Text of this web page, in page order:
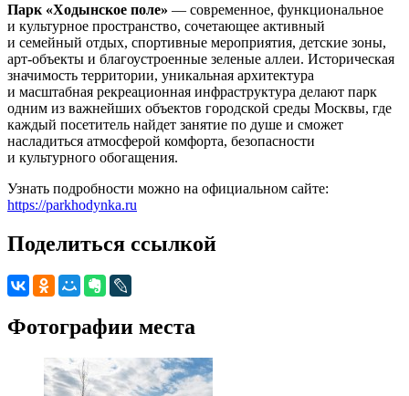
Парк «Ходынское поле» — современное, функциональное
и культурное пространство, сочетающее активный
и семейный отдых, спортивные мероприятия, детские зоны,
арт-объекты и благоустроенные зеленые аллеи. Историческая
значимость территории, уникальная архитектура
и масштабная рекреационная инфраструктура делают парк
одним из важнейших объектов городской среды Москвы, где
каждый посетитель найдет занятие по душе и сможет
насладиться атмосферой комфорта, безопасности
и культурного обогащения.
Узнать подробности можно на официальном сайте:
https://parkhodynka.ru
Поделиться ссылкой
Фотографии места